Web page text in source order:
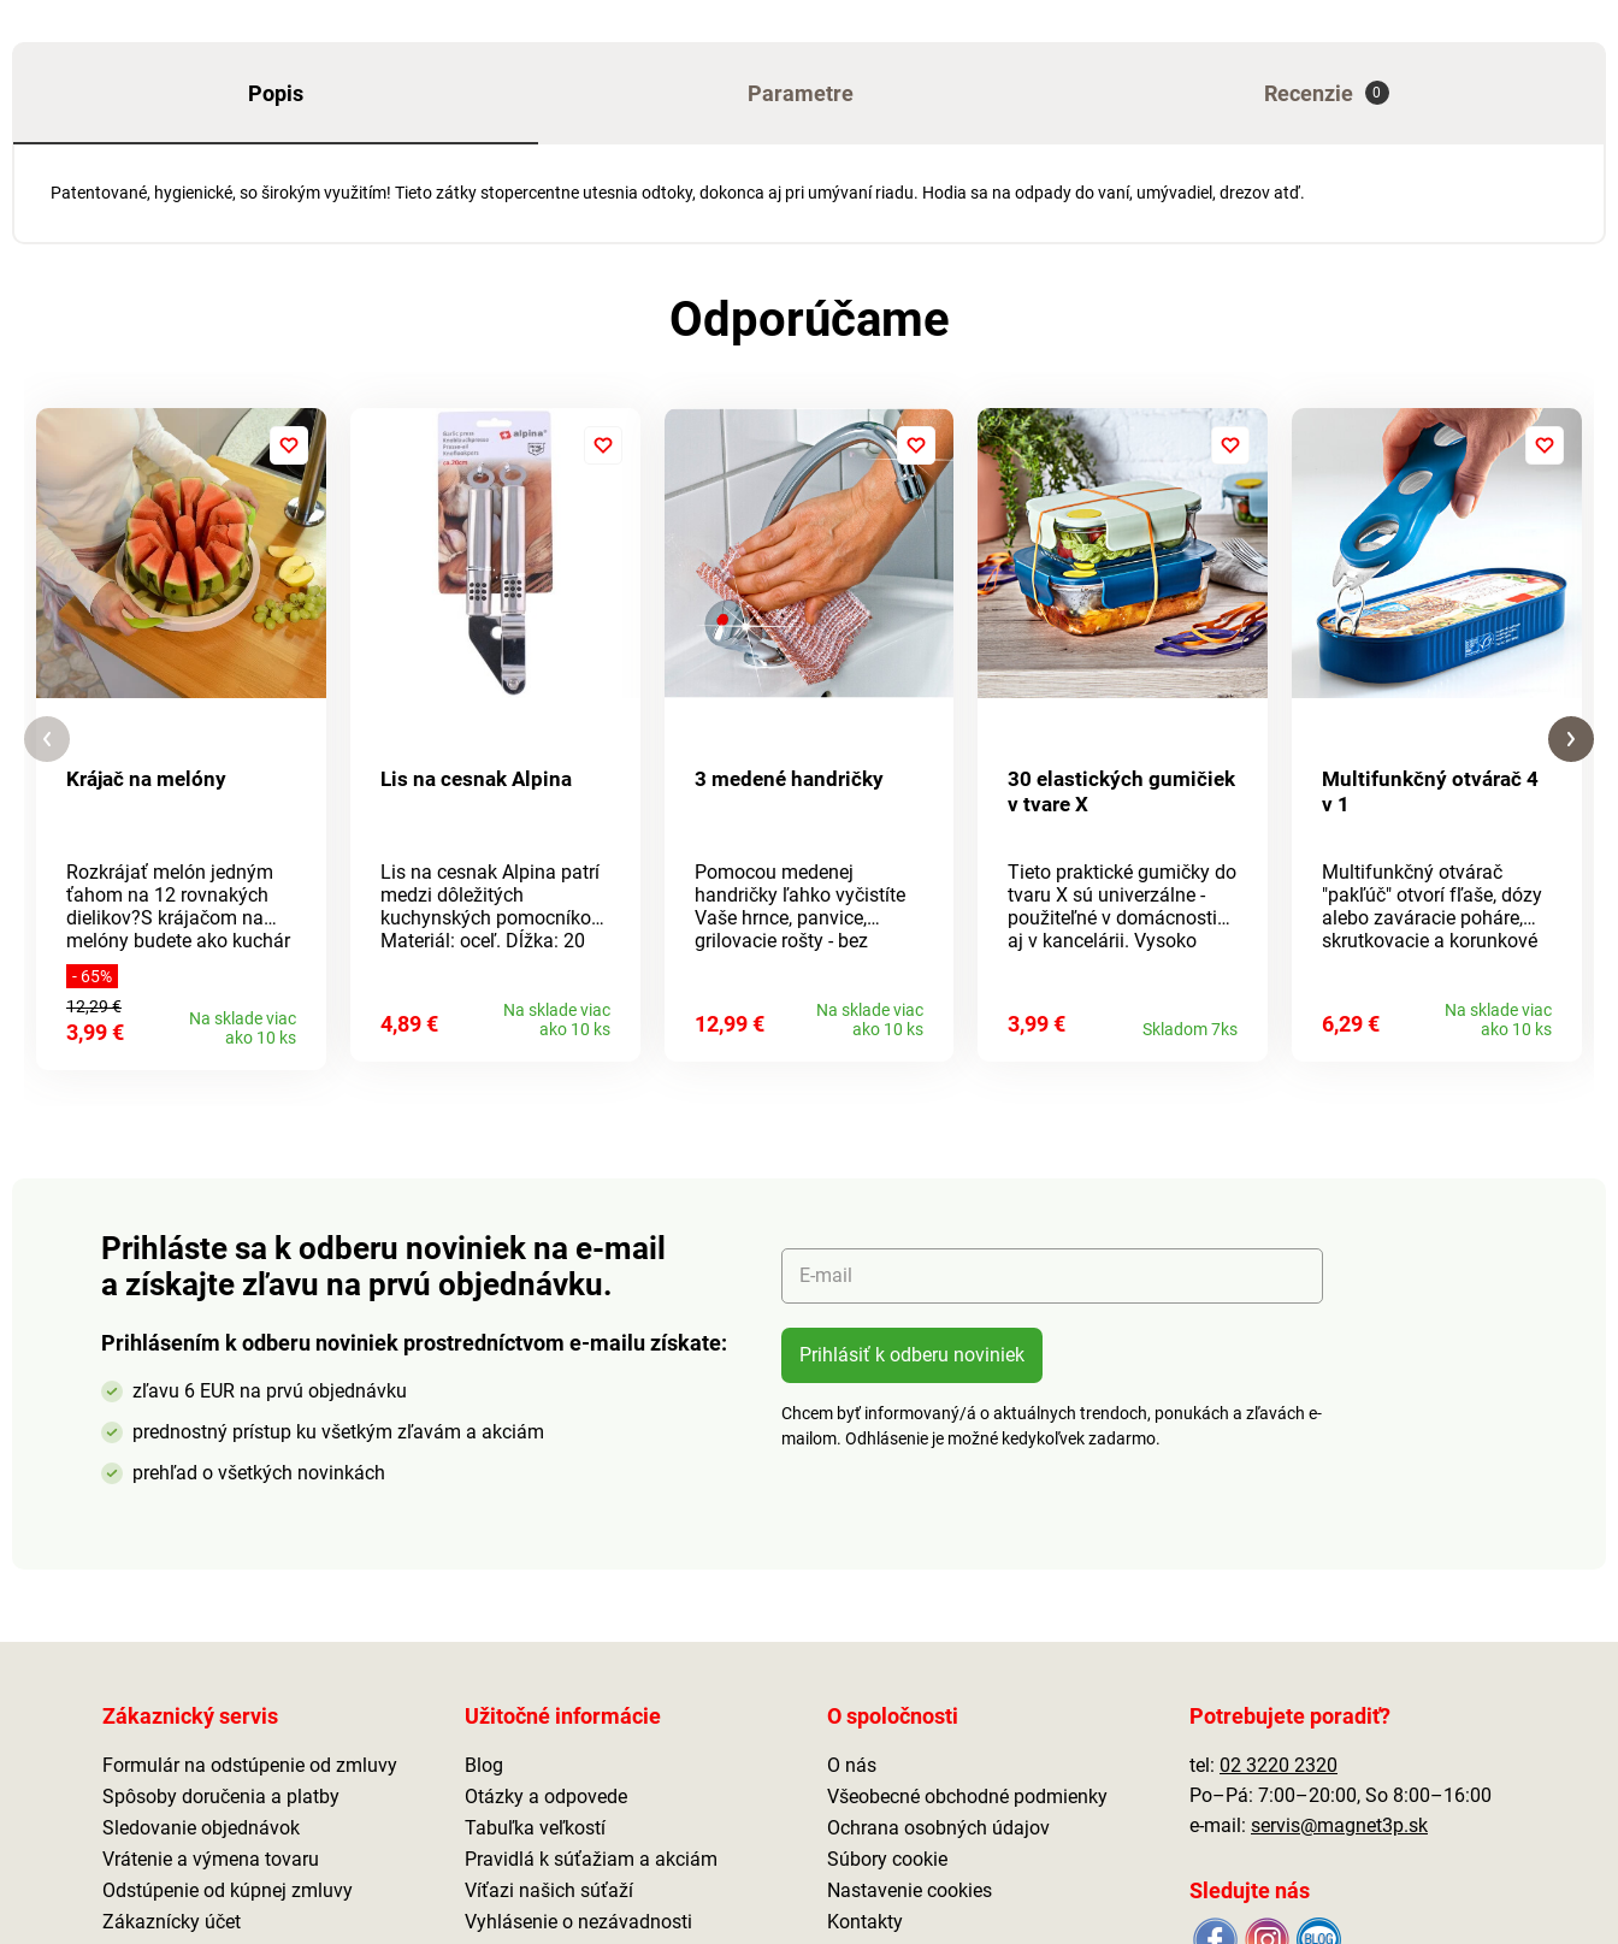
Popis Parametre Recenzie 0
Patentované, hygienické, so širokým využitím! Tieto zátky stopercentne utesnia odtoky, dokonca aj pri umývaní riadu. Hodia sa na odpady do vaní, umývadiel, drezov atď.
Odporúčame
Krájač na melóny
Rozkrájať melón jedným
ťahom na 12 rovnakých
dielikov?S krájačom na
melóny budete ako kuchár
profesionál. Krájač má
úchytky z odolného a
zdravotne nezávadného
plastu a nerezovej čepele.
- 65%
12,29 €
3,99 €
Na sklade viac
ako 10 ks
Lis na cesnak Alpina
Lis na cesnak Alpina patrí
medzi dôležitých
kuchynských pomocníkov.
Materiál: oceľ. Dĺžka: 20
4,89 €
Na sklade viac
ako 10 ks
3 medené handričky
Pomocou medenej
handričky ľahko vyčistíte
Vaše hrnce, panvice,
grilovacie rošty - bez
12,99 €
Na sklade viac
ako 10 ks
30 elastických gumičiek
v tvare X
Tieto praktické gumičky do
tvaru X sú univerzálne -
použiteľné v domácnosti
aj v kancelárii. Vysoko
časopisov, zväzkov
3,99 € Skladom 7ks
Multifunkčný otvárač 4
v 1
Multifunkčný otvárač
"pakľúč" otvorí fľaše, dózy
alebo zaváracie poháre,
skrutkovacie a korunkové
dokáže perforovať
plechovky s
6,29 €
Na sklade viac
ako 10 ks
Prihláste sa k odberu noviniek na e-mail
a získajte zľavu na prvú objednávku.
Prihlásením k odberu noviniek prostredníctvom e-mailu získate:
zľavu 6 EUR na prvú objednávku
prednostný prístup ku všetkým zľavám a akciám
prehľad o všetkých novinkách
E-mail
Prihlásiť k odberu noviniek
Chcem byť informovaný/á o aktuálnych trendoch, ponukách a zľavách e-
mailom. Odhlásenie je možné kedykoľvek zadarmo.
Zákaznický servis
Formulár na odstúpenie od zmluvy
Spôsoby doručenia a platby
Sledovanie objednávok
Vrátenie a výmena tovaru
Odstúpenie od kúpnej zmluvy
Zákaznícky účet
Užitočné informácie
Blog
Otázky a odpovede
Tabuľka veľkostí
Pravidlá k súťažiam a akciám
Víťazi našich súťaží
Vyhlásenie o nezávadnosti
O spoločnosti
O nás
Všeobecné obchodné podmienky
Ochrana osobných údajov
Súbory cookie
Nastavenie cookies
Kontakty
Potrebujete poradiť?
tel: 02 3220 2320
Po–Pá: 7:00–20:00, So 8:00–16:00
e-mail: servis@magnet3p.sk
Sledujte nás